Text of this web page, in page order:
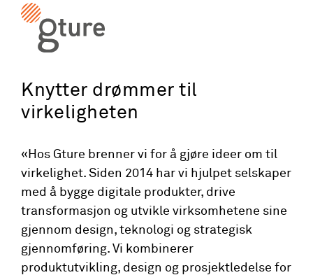
Knytter drømmer til
virkeligheten
«Hos Gture brenner vi for å gjøre ideer om til
virkelighet. Siden 2014 har vi hjulpet selskaper
med å bygge digitale produkter, drive
transformasjon og utvikle virksomhetene sine
gjennom design, teknologi og strategisk
gjennomføring. Vi kombinerer
produktutvikling, design og prosjektledelse for